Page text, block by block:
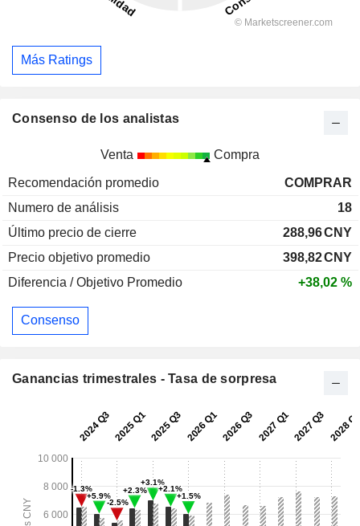
Más Ratings
Consenso de los analistas
Venta Compra
Recomendación promedio
COMPRAR
Numero de análisis
18
Último precio de cierre
288,96CNY
Precio objetivo promedio
398,82CNY
Diferencia / Objetivo Promedio
+38,02 %
Consenso
Ganancias trimestrales - Tasa de sorpresa